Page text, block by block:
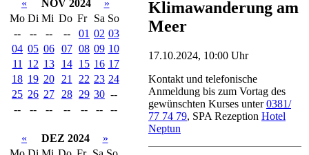
« NOV 2024
»
Mo Di Mi Do Fr Sa So
--
-- -- -- 01 02 03
04 05 06 07 08 09 10
11
12 13 14 15 16 17
18 19 20 21 22 23 24
25 26 27 28 29 30 --
--
-- -- -- -- -- --
« DEZ 2024
»
Klimawanderung am
Meer
17.10.2024, 10:00 Uhr
Kontakt und telefonische
Anmeldung bis zum Vortag des
gewünschten Kurses unter0381/
77 74 79, SPA Rezeption Hotel
Neptun